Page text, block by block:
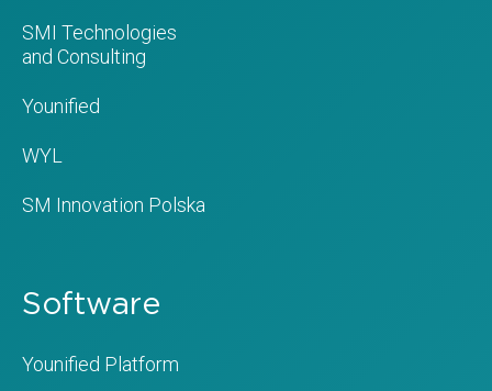
SMI Technologies
and Consulting
Younified
WYL
SM Innovation Polska
Software
Younified Platform